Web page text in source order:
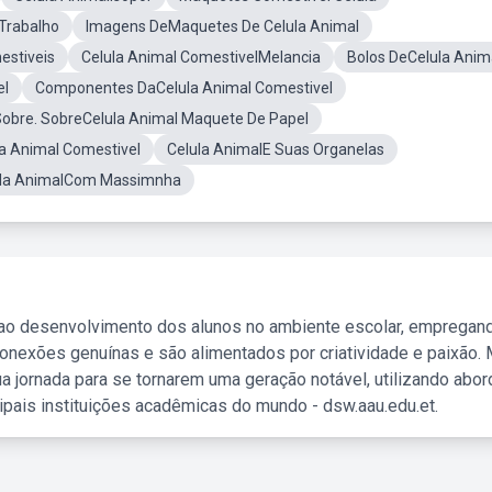
Imagens DeMaquetes De Celula Animal
Celula Animal ComestivelMelancia
Bolos DeCelula
Componentes DaCelula Animal Comestivel
SobreCelula Animal Maquete De Papel
Animal Comestivel
Celula AnimalE Suas Organelas
AnimalCom Massimnha
desenvolvimento dos alunos no ambiente escolar,
genuínas e são alimentados por criatividade e paixão.
para se tornarem uma geração notável, utilizando
instituições acadêmicas do mundo - dsw.aau.edu.et.